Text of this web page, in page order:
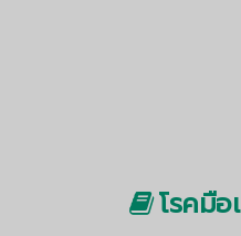
โรคมือ